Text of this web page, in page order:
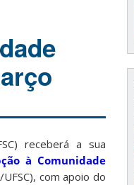
receberá a sua
à Comunidade
com apoio do